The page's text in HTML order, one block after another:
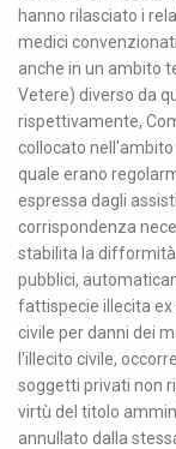
hanno rilasciato i
medici
anche in un ambito
Vetere) diverso da
rispettivamente,
collocato
quale erano
espressa dagli
corrispondenza
stabilita la
pubblici,
fattispecie illecita ex
civile per danni dei
l'illecito civile,
soggetti privati non
virtù del titolo
annullato dalla